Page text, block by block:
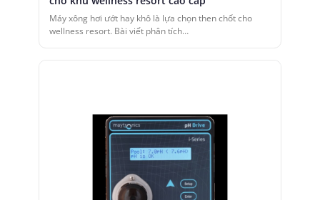
Máy xông hơi ướt hay khô là lựa chọn then chốt cho
wellness resort. Bài viết phân tích…